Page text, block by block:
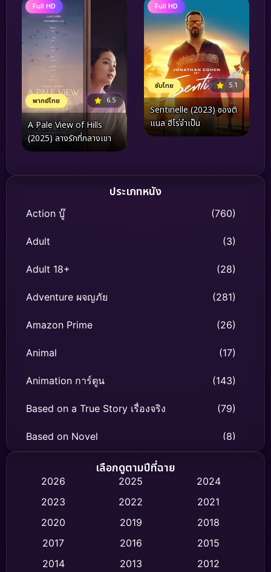
Full HD
พากย์ไทย 6.5
A Pale View of Hills
(2025) ลางรักที่กลางเขา
Full HD
ซับไทย 5.1
Sentinelle (2023) ซองติ
แนล ฮีโร่จำเป็น
ประเภทหนัง
Action บู๊ (760)
Adult (3)
Adult 18+ (28)
Adventure ผจญภัย (281)
Amazon Prime (26)
Animal (17)
Animation การ์ตูน (143)
Based on a True Story เรื่องจริง (79)
Based on Novel (8)
Biography ชีวิตจริง
Classic หนังคลาสสิก (47)
Comedy ตลก (446)
เลือกดูตามปีที่ฉาย
2026 2025
2024
2023
2022
2021
2020
2019
2018
2017
2016
2015
2014
2013
2012